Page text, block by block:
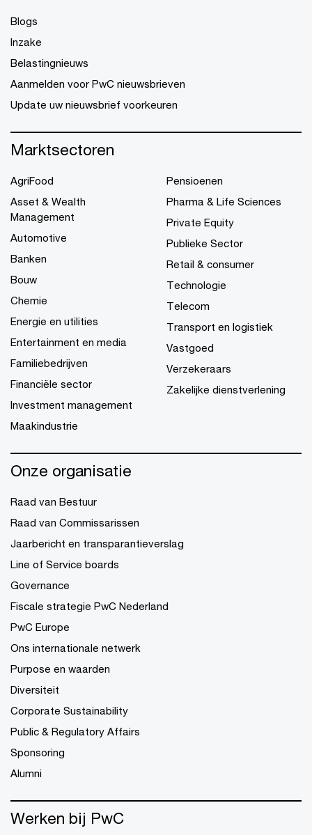
Blogs
Inzake
Belastingnieuws
Aanmelden voor PwC nieuwsbrieven
Update uw nieuwsbrief voorkeuren
Marktsectoren
AgriFood
Asset & Wealth
Management
Automotive
Banken
Bouw
Chemie
Energie en utilities
Entertainment en media
Familiebedrijven
Financiële sector
Investment management
Maakindustrie
Pensioenen
Pharma & Life Sciences
Private Equity
Publieke Sector
Retail & consumer
Technologie
Telecom
Transport en logistiek
Vastgoed
Verzekeraars
Zakelijke dienstverlening
Onze organisatie
Raad van Bestuur
Raad van Commissarissen
Jaarbericht en transparantieverslag
Line of Service boards
Governance
Fiscale strategie PwC Nederland
PwC Europe
Ons internationale netwerk
Purpose en waarden
Diversiteit
Corporate Sustainability
Public & Regulatory Affairs
Sponsoring
Alumni
Werken bij PwC